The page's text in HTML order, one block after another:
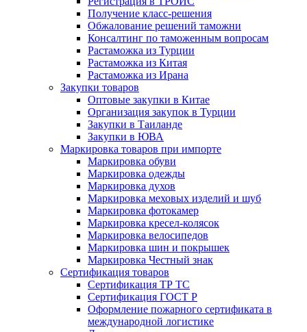
Получение класс-решения
Обжалование решений таможни
Консалтинг по таможенным вопросам
Растаможка из Турции
Растаможка из Китая
Растаможка из Ирана
Закупки товаров
Оптовые закупки в Китае
Организация закупок в Турции
Закупки в Таиланде
Закупки в ЮВА
Маркировка товаров при импорте
Маркировка обуви
Маркировка одежды
Маркировка духов
Маркировка меховых изделий и шуб
Маркировка фотокамер
Маркировка кресел-колясок
Маркировка велосипедов
Маркировка шин и покрышек
Маркировка Честный знак
Сертификация товаров
Сертификация ТР ТС
Сертификация ГОСТ Р
Оформление пожарного сертификата в
международной логистике